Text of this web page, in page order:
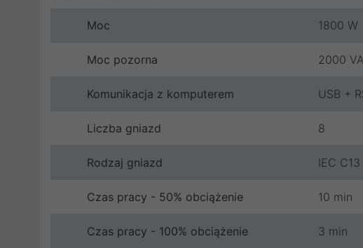
Moc 1800 W
Moc pozorna 2000 VA
Komunikacja z komputerem USB +
Liczba gniazd 8
Rodzaj gniazd IEC
Czas pracy - 50% obciążenie 10 min
Czas pracy - 100% obciążenie 3 min